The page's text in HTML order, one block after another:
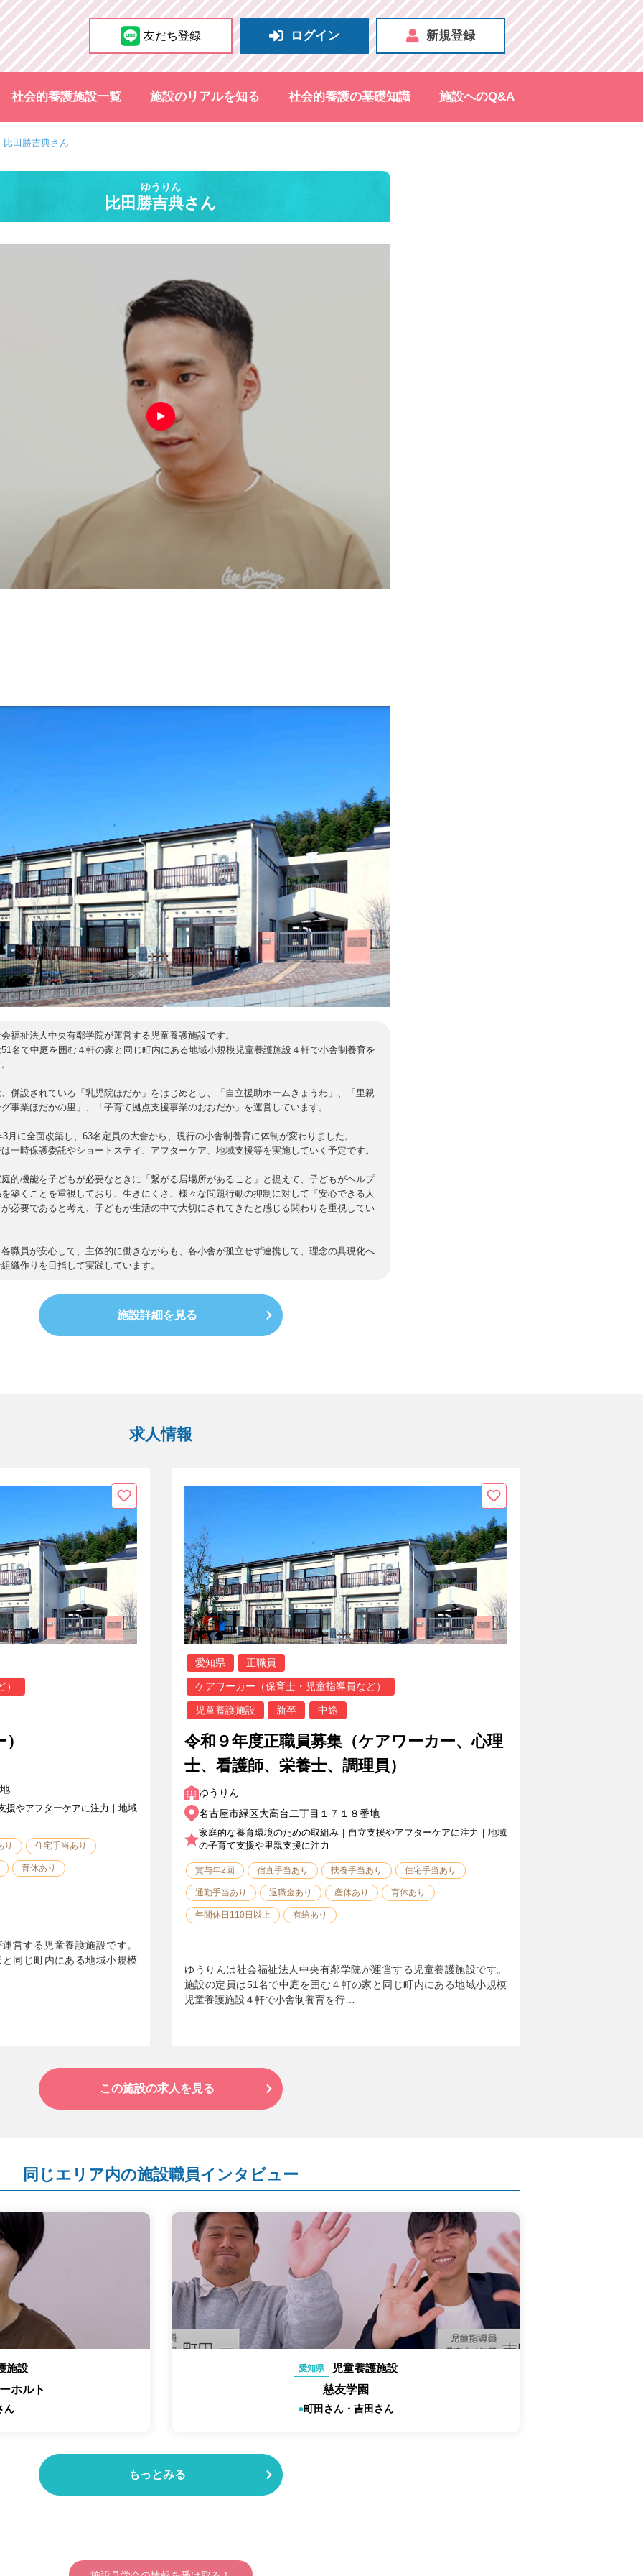
友だち登録 ログイン 新規登録
社会的養護施設一覧 施設のリアルを知る 社会的養護の基礎知識 施設へのQ&A
比田勝吉典さん
ゆうりん
比田勝吉典さん
福祉法人中央有鄰学院が運営する児童養護施設です。
名で中庭を囲む４軒の家と同じ町内にある地域小規模児童養護施設４軒で小舎制養育を
併設されている「乳児院ほだか」をはじめとし、「自立援助ホームきょうわ」、「里親
事業ほだかの里」、「子育て拠点支援事業のおおだか」を運営しています。
月に全面改築し、63名定員の大舎から、現行の小舎制養育に体制が変わりました。
一時保護委託やショートステイ、アフターケア、地域支援等を実施していく予定です。
的機能を子どもが必要なときに「繋がる居場所があること」と捉えて、子どもがヘルプ
築くことを重視しており、生きにくさ、様々な問題行動の抑制に対して「安心できる人
必要であると考え、子どもが生活の中で大切にされてきたと感じる関わりを重視してい
職員が安心して、主体的に働きながらも、各小舎が孤立せず連携して、理念の具現化へ
織作りを目指して実践しています。
施設詳細を見る
求人情報
援やアフターケアに注力｜地域
り 住宅手当あり
育休あり
営する児童養護施設です。
同じ町内にある地域小規模
愛知県 正職員
ケアワーカー（保育士・児童指導員など）
児童養護施設 新卒 中途
令和９年度正職員募集（ケアワーカー、心理
士、看護師、栄養士、調理員）
ゆうりん
名古屋市緑区大高台二丁目１７１８番地
家庭的な養育環境のための取組み｜自立支援やアフターケアに注力｜地域
の子育て支援や里親支援に注力
賞与年2回 宿直手当あり 扶養手当あり 住宅手当あり
通勤手当あり 退職金あり 産休あり 育休あり
年間休日110日以上 有給あり
ゆうりんは社会福祉法人中央有鄰学院が運営する児童養護施設です。
施設の定員は51名で中庭を囲む４軒の家と同じ町内にある地域小規模
児童養護施設４軒で小舎制養育を行…
この施設の求人を見る
同じエリア内の施設職員インタビュー
施設
ホルト
ん
愛知県
児童養護施設
慈友学園
町田さん・吉田さん
もっとみる